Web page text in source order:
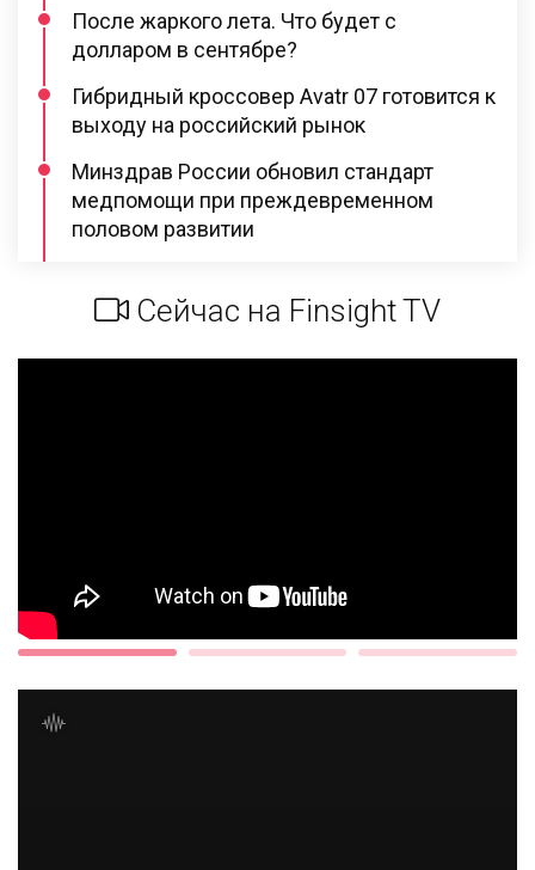
После жаркого лета. Что будет с
долларом в сентябре?
Гибридный кроссовер Avatr 07 готовится к
выходу на российский рынок
Минздрав России обновил стандарт
медпомощи при преждевременном
половом развитии
Сейчас на Finsight TV